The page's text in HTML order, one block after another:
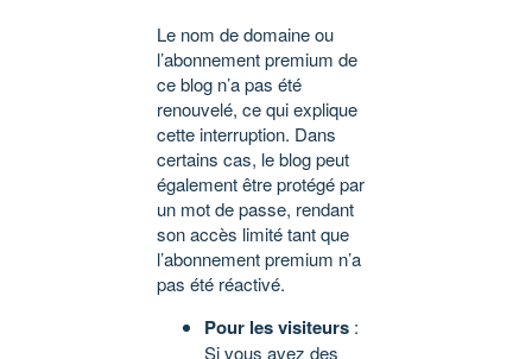
Le nom de domaine ou
l’abonnement premium de
ce blog n’a pas été
renouvelé, ce qui explique
cette interruption. Dans
certains cas, le blog peut
également être protégé par
un mot de passe, rendant
son accès limité tant que
l’abonnement premium n’a
pas été réactivé.
Pour les visiteurs :
Si vous avez des